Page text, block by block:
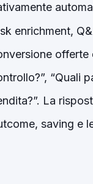
enrichment,
offerte
“Quali
La
saving e